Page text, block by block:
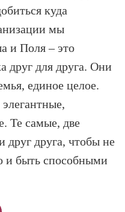
куда
мы
и Поля – это
друг для друга. Они
единое целое.
Те самые, две
друг друга, чтобы не
и быть способными